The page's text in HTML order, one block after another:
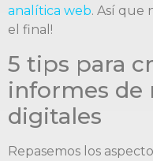
analítica web. Así que
el final!
5 tips para
informes de
digitales
Repasemos los